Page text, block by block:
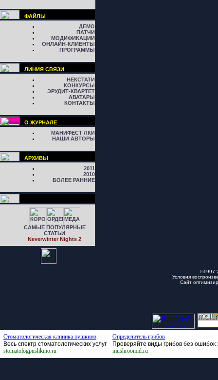
ФАЙЛЫ
ДЕМО
ПАТЧИ
МОДИФИКАЦИИ
ОНЛАЙН-КЛИЕНТЫ
ПРОГРАММЫ
ЛИНИЯ СВЯЗИ
НЕКСТАТИ
КОНКУРСЫ
ЭРУДИТ-КВАРТЕТ
АВАТАРЫ
КОНТАКТЫ
О ЖУРНАЛЕ
МАНИФЕСТ ЛКИ
НАШИ АВТОРЫ
АРХИВЫ
2011
2010
БОЛЕЕ РАННИЕ
САМЫЕ ПОПУЛЯРНЫЕ
СТАТЬИ
Neverwinter Nights 2
Условия
Сайт
Стоматологическая клиника пушкино
Весь спектр стоматологических услуг
stomatologpushkino.ru
Определитель грибов
Проверяйте виды грибов без ошибок
mushroomid.ru